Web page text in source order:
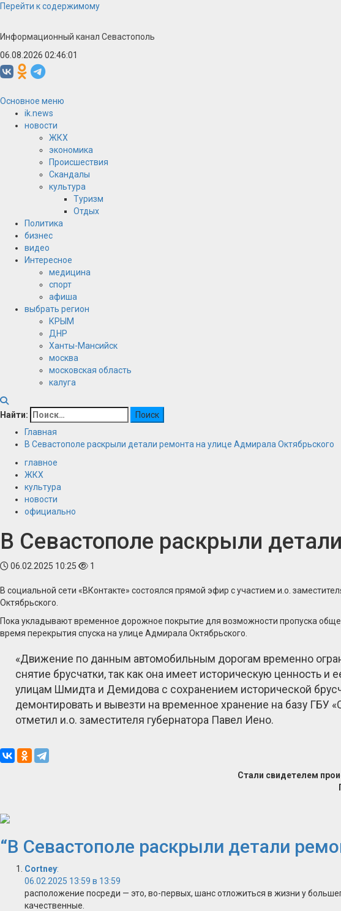
Перейти к содержимому
Информационный канал Севастополь
06.08.2026 02:46:02
Основное меню
ik.news
новости
ЖКХ
экономика
Происшествия
Скандалы
культура
Туризм
Отдых
Политика
бизнес
видео
Интересное
медицина
спорт
афиша
выбрать регион
КРЫМ
ДНР
Ханты-Мансийск
москва
московская область
калуга
Найти:
Главная
В Севастополе раскрыли детали ремонта на улице Адмирала Октябрьского
главное
ЖКХ
культура
новости
официально
В Севастополе раскрыли
06.02.2025 10:25 1
В социальной сети «ВКонтакте» состоялся прямой эфир с участием и.о.
Октябрьского.
Пока укладывают временное дорожное покрытие для возможности пропуска
время перекрытия спуска на улице Адмирала Октябрьского.
«Движение по данным автомобильным дорогам временно
снятие брусчатки, так как она имеет историческую ценность
улицам Шмидта и Демидова с сохранением исторической
демонтировать и вывезти на временное хранение на базу ГБУ
отметил и.о. заместителя губернатора Павел Иено.
Стали свидетелем
“В Севастополе раскрыли детали
Cortney:
06.02.2025 13:59 в 13:59
расположение посреди — это, во-первых, шанс отложиться в жизни у
качественные.